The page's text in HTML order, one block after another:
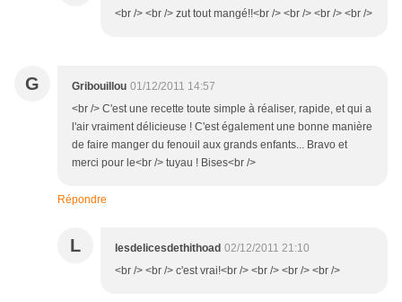
<br /> <br /> zut tout mangé!!<br /> <br /> <br /> <br />
G Gribouillou 01/12/2011 14:57
<br /> C'est une recette toute simple à réaliser, rapide, et qui a
l'air vraiment délicieuse ! C'est également une bonne manière
de faire manger du fenouil aux grands enfants... Bravo et
merci pour le<br /> tuyau ! Bises<br />
Répondre
L lesdelicesdethithoad 02/12/2011 21:10
<br /> <br /> c'est vrai!<br /> <br /> <br /> <br />